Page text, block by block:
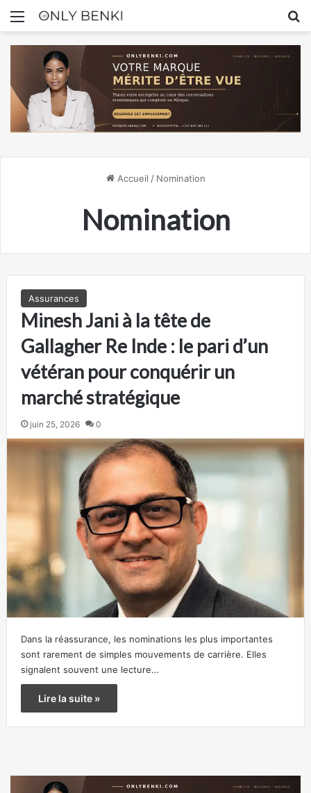
Menu
Accueil / Nomination
Nomination
Assurances
Minesh Jani à la tête de
Gallagher Re Inde : le pari d’un
vétéran pour conquérir un
marché stratégique
juin 25, 2026 0
Dans la réassurance, les nominations les plus importantes
sont rarement de simples mouvements de carrière. Elles
signalent souvent une lecture…
Lire la suite »